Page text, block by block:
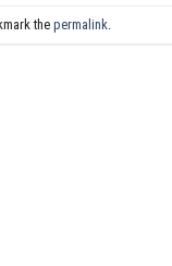
thepermalink